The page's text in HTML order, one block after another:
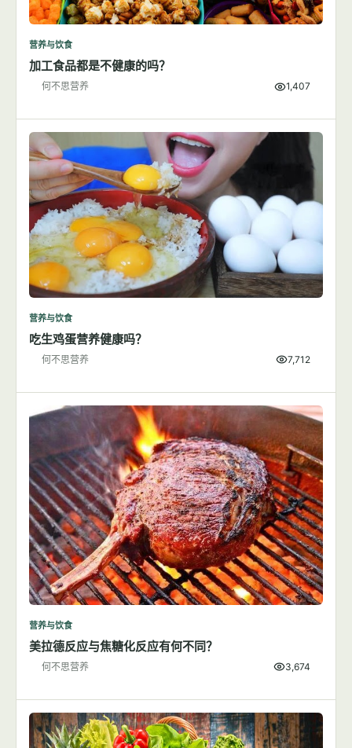
营养与饮食
加工食品都是不健康的吗？
何不思营养 1,407
营养与饮食
吃生鸡蛋营养健康吗？
何不思营养 7,712
营养与饮食
美拉德反应与焦糖化反应有何不同？
何不思营养 3,674